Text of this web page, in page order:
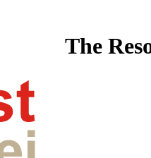
The